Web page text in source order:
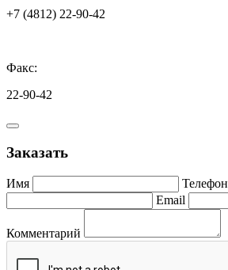
+7 (4812) 22-90-42
Факс:
22-90-42
Заказать
Имя
Телефон
Email
Комментарий